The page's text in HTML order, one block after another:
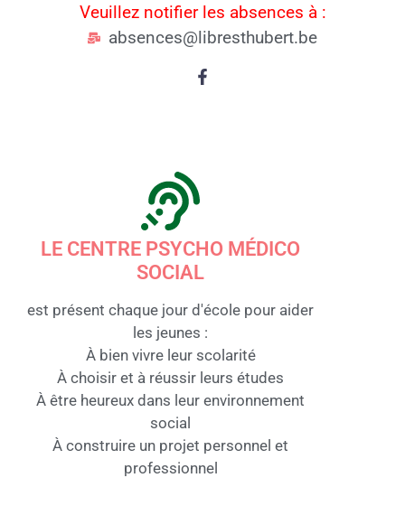
Veuillez notifier les absences à :
absences@libresthubert.be
LE CENTRE PSYCHO MÉDICO
SOCIAL
est présent chaque jour d'école pour aider
les jeunes :
À bien vivre leur scolarité
À choisir et à réussir leurs études
À être heureux dans leur environnement
social
À construire un projet personnel et
professionnel